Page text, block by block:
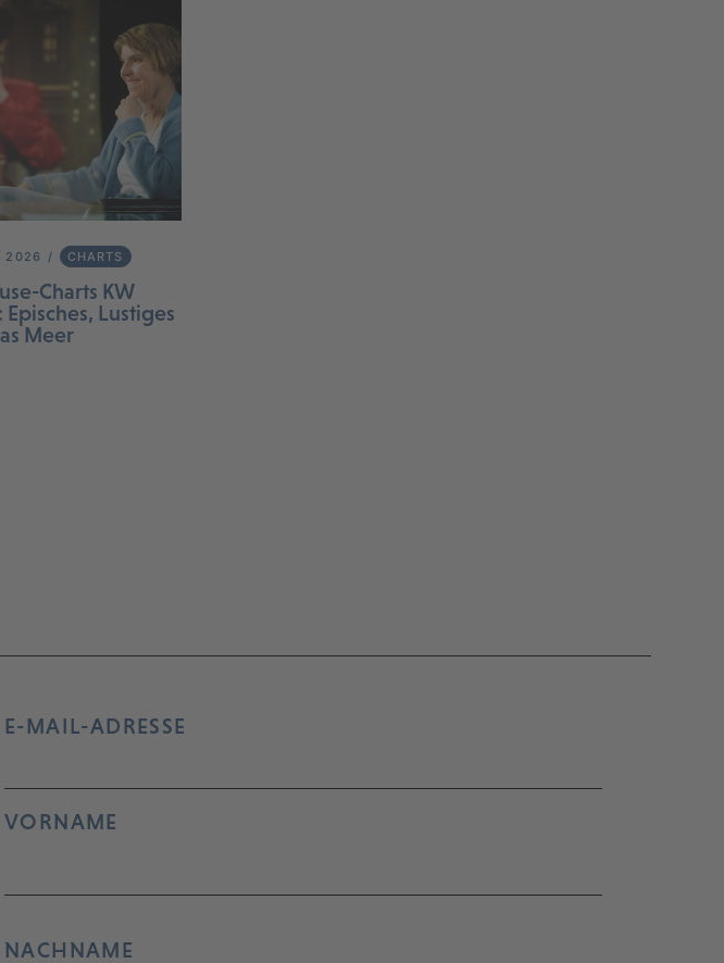
2026 CHARTS
Charts KW
Episches, Lustiges
Meer
E-MAIL-ADRESSE
VORNAME
NACHNAME